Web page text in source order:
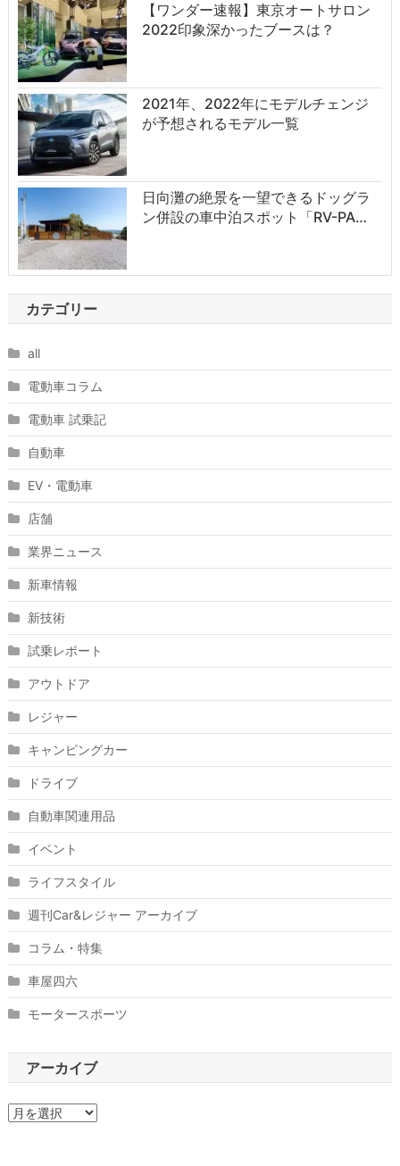
【ワンダー速報】東京オートサロン
2022印象深かったブースは？
2021年、2022年にモデルチェンジ
が予想されるモデル一覧
日向灘の絶景を一望できるドッグラ
ン併設の車中泊スポット「RV-PA…
カテゴリー
all
電動車コラム
電動車 試乗記
自動車
EV・電動車
店舗
業界ニュース
新車情報
新技術
試乗レポート
アウトドア
レジャー
キャンピングカー
ドライブ
自動車関連用品
イベント
ライフスタイル
週刊Car&レジャー アーカイブ
コラム・特集
車屋四六
モータースポーツ
アーカイブ
ア